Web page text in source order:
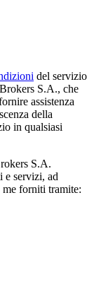
del servizio
S.A., che
assistenza
della
in qualsiasi
S.A.
e servizi, ad
forniti tramite: